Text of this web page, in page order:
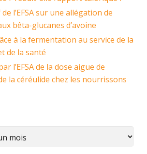
l’EFSA sur une allégation de
bêta-glucanes d’avoine
à la fermentation au service de la
de la santé
l’EFSA de la dose aigue de
la céréulide chez les nourrissons